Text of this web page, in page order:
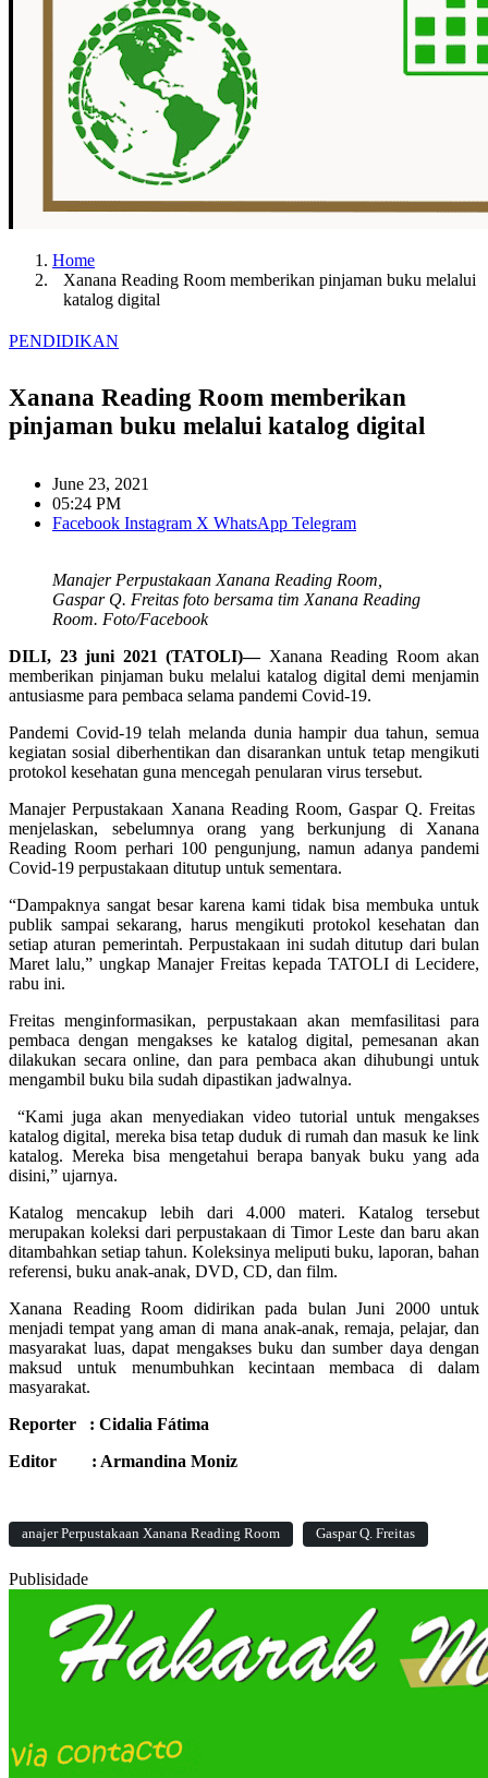
Home
Xanana Reading Room memberikan pinjaman buku melalui
katalog digital
PENDIDIKAN
Xanana Reading Room memberikan
pinjaman buku melalui katalog digital
June 23, 2021
05:24 PM
Facebook Instagram X WhatsApp Telegram
Manajer Perpustakaan Xanana Reading Room,
Gaspar Q. Freitas foto bersama tim Xanana Reading
Room. Foto/Facebook
DILI, 23 juni 2021 (TATOLI)— Xanana Reading Room akan
memberikan pinjaman buku melalui katalog digital demi menjamin
antusiasme para pembaca selama pandemi Covid-19.
Pandemi Covid-19 telah melanda dunia hampir dua tahun, semua
kegiatan sosial diberhentikan dan disarankan untuk tetap mengikuti
protokol kesehatan guna mencegah penularan virus tersebut.
Manajer Perpustakaan Xanana Reading Room, Gaspar Q. Freitas
menjelaskan, sebelumnya orang yang berkunjung di Xanana
Reading Room perhari 100 pengunjung, namun adanya pandemi
Covid-19 perpustakaan ditutup untuk sementara.
“Dampaknya sangat besar karena kami tidak bisa membuka untuk
publik sampai sekarang, harus mengikuti protokol kesehatan dan
setiap aturan pemerintah. Perpustakaan ini sudah ditutup dari bulan
Maret lalu,” ungkap Manajer Freitas kepada TATOLI di Lecidere,
rabu ini.
Freitas menginformasikan, perpustakaan akan memfasilitasi para
pembaca dengan mengakses ke katalog digital, pemesanan akan
dilakukan secara online, dan para pembaca akan dihubungi untuk
mengambil buku bila sudah dipastikan jadwalnya.
“Kami juga akan menyediakan video tutorial untuk mengakses
katalog digital, mereka bisa tetap duduk di rumah dan masuk ke link
katalog. Mereka bisa mengetahui berapa banyak buku yang ada
disini,” ujarnya.
Katalog mencakup lebih dari 4.000 materi. Katalog tersebut
merupakan koleksi dari perpustakaan di Timor Leste dan baru akan
ditambahkan setiap tahun. Koleksinya meliputi buku, laporan, bahan
referensi, buku anak-anak, DVD, CD, dan film.
Xanana Reading Room didirikan pada bulan Juni 2000 untuk
menjadi tempat yang aman di mana anak-anak, remaja, pelajar, dan
masyarakat luas, dapat mengakses buku dan sumber daya dengan
maksud untuk menumbuhkan kecintaan membaca di dalam
masyarakat.
Reporter : Cidalia Fátima
Editor : Armandina Moniz
anajer Perpustakaan Xanana Reading Room Gaspar Q. Freitas
Publisidade